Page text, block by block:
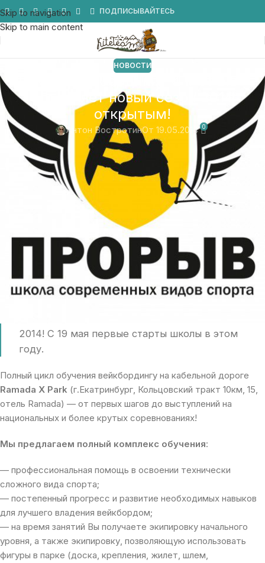
Skip to navigation
Skip to main content
ПОДПИСЫВАЙТЕСЬ
НОВОСТИ
объявляет новый сезон 2014
открытым!
Антон ВостротинОт 19.05.2014 0
2014! С 19 мая первые старты школы в этом
году.
Полный цикл обучения вейкбордингу на кабельной дороге
Ramada X Park (г.Екатринбург, Кольцовский тракт 10км, 15,
отель Ramada) — от первых шагов до выступлений на
национальных и более крутых соревнованиях!
Мы предлагаем полный комплекс обучения:
— профессиональная помощь в освоении технически
сложного вида спорта;
— постепенный прогресс и развитие необходимых навыков
для лучшего владения вейкбордом;
— на время занятий Вы получаете экипировку начального
уровня, а также экипировку, позволяющую использовать
фигуры в парке (доска, крепления, жилет, шлем,